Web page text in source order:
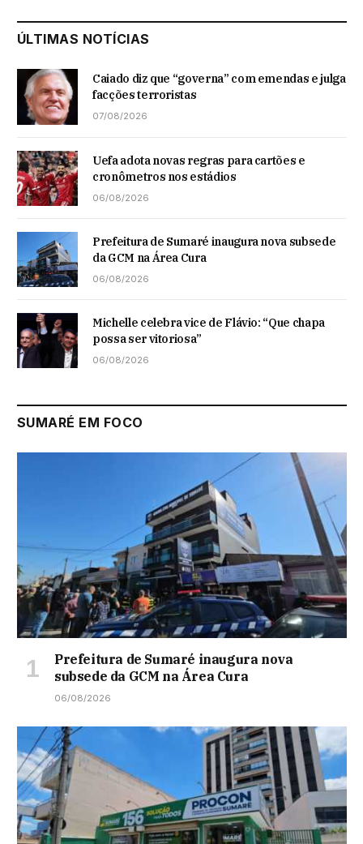
ÚLTIMAS NOTÍCIAS
Caiado diz que “governa” com emendas e julga
facções terroristas
07/08/2026
Uefa adota novas regras para cartões e
cronômetros nos estádios
06/08/2026
Prefeitura de Sumaré inaugura nova subsede
da GCM na Área Cura
06/08/2026
Michelle celebra vice de Flávio: “Que chapa
possa ser vitoriosa”
06/08/2026
SUMARÉ EM FOCO
Prefeitura de Sumaré inaugura nova
subsede da GCM na Área Cura
06/08/2026